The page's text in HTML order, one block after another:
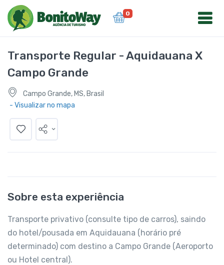
0
Transporte Regular - Aquidauana X
Campo Grande
Campo Grande, MS, Brasil
- Visualizar no mapa
Sobre esta experiência
Transporte privativo (consulte tipo de carros), saindo
do hotel/pousada em Aquidauana (horário pré
determinado) com destino a Campo Grande (Aeroporto
ou Hotel central).